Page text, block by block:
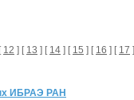
[ 12 ] [ 13 ] [ 14 ] [ 15 ] [ 16 ] [ 17
ИБРАЭ РАН